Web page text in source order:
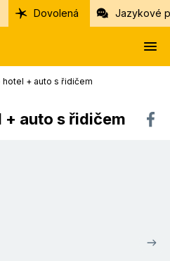
Dovolená Jazykové
+ auto s řidičem
+ auto s řidičem